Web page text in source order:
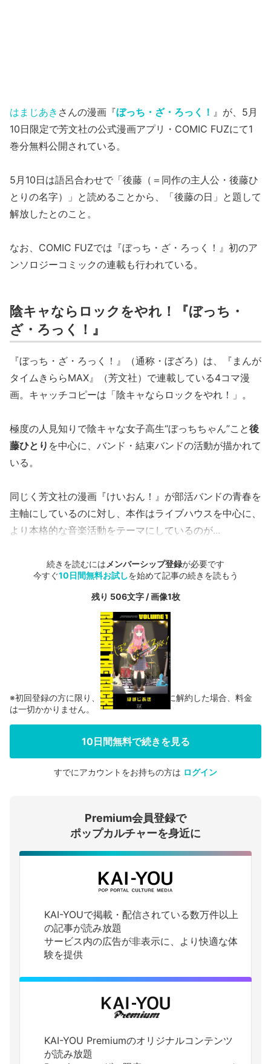
はまじあき さんの漫画『ぼっち・ざ・ろっく！ 』が、5月
10日限定で芳文社の公式漫画アプリ・COMIC FUZにて1
巻分無料公開されている。
5月10日は語呂合わせで「後藤（＝同作の主人公・後藤ひ
とりの名字）」と読めることから、「後藤の日」と題して
解放したとのこと。
なお、COMIC FUZでは『ぼっち・ざ・ろっく！』初のア
ンソロジーコミックの連載も行われている。
陰キャならロックをやれ！『ぼっち・
ざ・ろっく！』
『ぼっち・ざ・ろっく！』（通称・ぼざろ）は、『まんが
タイムきららMAX』（芳文社）で連載している4コマ漫
画。キャッチコピーは「陰キャならロックをやれ！」。
極度の人見知りで陰キャな女子高生“ぼっちちゃん”こと後
藤ひとり を中心に、バンド・結束バンドの活動が描かれて
いる。
同じく芳文社の漫画『けいおん！』が部活バンドの青春を
主軸にしているのに対し、本作はライブハウスを中心に、
より本格的な音楽活動をテーマにしているのが...
続きを読むには メンバーシップ登録が必要です
今すぐ10日間無料お試しを始めて記事の続きを読もう
残り 506文字 / 画像1枚
会員登録する
ログインする
※初回登録の方に限り、無料お試し期間中に解約した場合、料金
は一切かかりません。
10日間無料で続きを見る
すでにアカウントをお持ちの方は ログイン
Premium会員登録で
ポップカルチャーを身近に
KAI-YOUで掲載・配信されている数万件以上
の記事が読み放題
サービス内の広告が非表示に、より快適な体
験を提供
KAI-YOU Premiumのオリジナルコンテンツ
が読み放題